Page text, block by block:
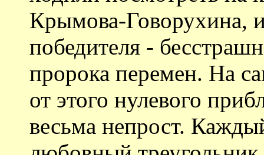
Крымова-Говорухина,
победителя -
пророка перемен. На
от этого нулевого
весьма непрост.